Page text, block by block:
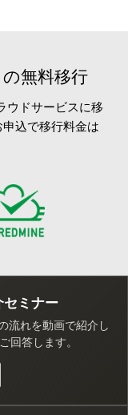
無料移行
ウドサービスに移
込で移行料金は
ミナー
流れを動画で紹介し
回答します。